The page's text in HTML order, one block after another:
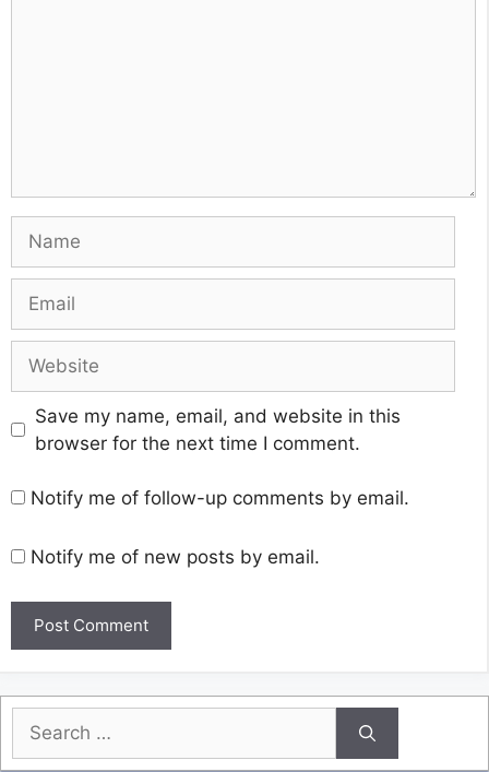
Save my name, email, and website in this
browser for the next time I comment.
Notify me of follow-up comments by email.
Notify me of new posts by email.
Search
for: